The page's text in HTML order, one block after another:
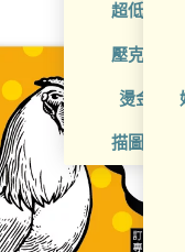
超低價喜
壓克力喜
燙金喜帖
描圖紙喜